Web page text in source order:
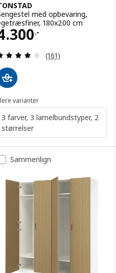
med opbevaring,
180x200 cm
.-
4300.-
Anmeld: 4.1 ud af
(161)
varianter
3 farver, 3 lamelbundstyper, 2
størrelser
Sammenlign